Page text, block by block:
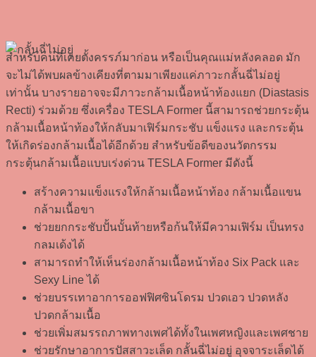
สำหรับคนที่เคยตั้งครรภ์มาก่อน หรือเป็นคุณแม่หลังคลอด มัก
จะไม่ได้พบผลข้างเคียงที่ตามมาเพียงแค่ภาวะกลั้นฉี่ไม่อยู่
เท่านั้น บางรายอาจจะมีภาวะกล้ามเนื้อหน้าท้องแยก (Diastasis
Recti) ร่วมด้วย ซึ่งเครื่อง TESLA Former นี้สามารถช่วยกระตุ้น
กล้ามเนื้อหน้าท้องให้กลับมาเฟิร์มกระชับ แข็งแรง และกระตุ้น
ให้เกิดร่องกล้ามเนื้อได้อีกด้วย สำหรับข้อดีของนวัตกรรม
กระตุ้นกล้ามเนื้อแบบเร่งด่วน TESLA Former มีดังนี้
สร้างความแข็งแรงให้กล้ามเนื้อหน้าท้อง กล้ามเนื้อแขน
กล้ามเนื้อขา
ช่วยยกกระชับปั้นบั้นท้ายหรือก้นให้มีความเฟิร์ม เป็นทรง
กลมเด้งได้
สามารถทำให้เห็นร่องกล้ามเนื้อหน้าท้อง Six Pack และ
Sexy Line ได้
ช่วยบรรเทาอาการออฟฟิศซินโดรม ปวดเอว ปวดหลัง
ปวดกล้ามเนื้อ
ช่วยเพิ่มสมรรถภาพทางเพศได้ทั้งในเพศหญิงและเพศชาย
ช่วยรักษาอาการปัสสาวะเล็ด กลั้นฉี่ไม่อยู่ อุจจาระเล็ดได้